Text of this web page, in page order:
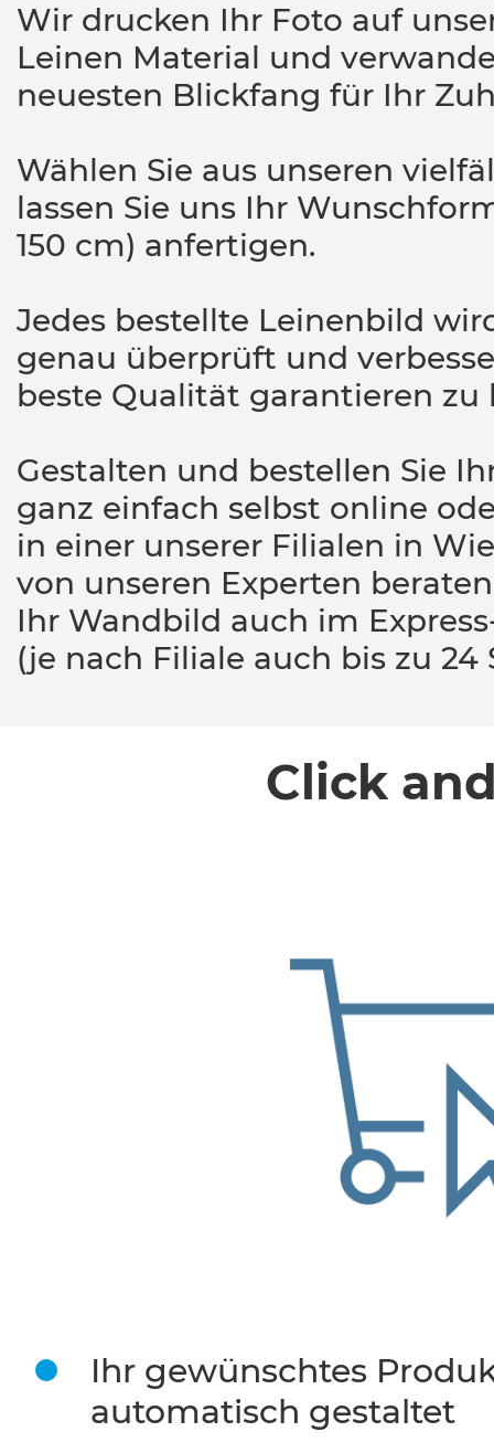
Wir drucken Ihr Foto auf
Leinen Material und
neuesten Blickfang für Ihr
Wählen Sie aus unseren
lassen Sie uns Ihr
150 cm) anfertigen.
Jedes bestellte Leinenbild
genau überprüft und
beste Qualität garantieren zu
Gestalten und bestellen Sie
ganz einfach selbst online
in einer unserer Filialen in
von unseren Experten
Ihr Wandbild auch im
(je nach Filiale auch bis zu 24
Click
Ihr gewünschtes
automatisch gestaltet